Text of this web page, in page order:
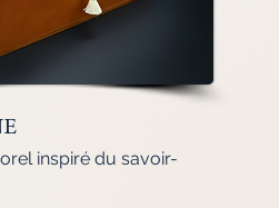
inspiré du savoir-